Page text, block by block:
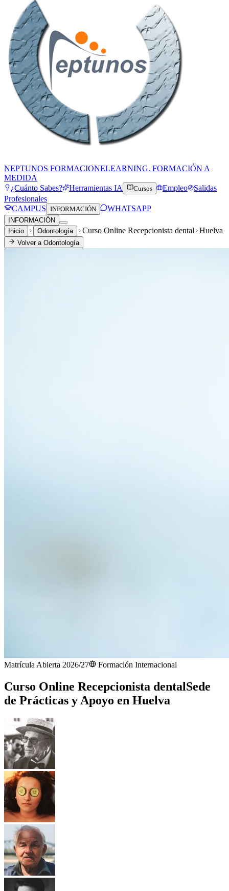
NEPTUNOS FORMACIONELEARNING. FORMACIÓN A
MEDIDA
¿Cuánto Sabes?
Herramientas IA Cursos Empleo
Salidas
Profesionales
CAMPUS INFORMACIÓN WHATSAPP
INFORMACIÓN
Inicio
Odontología Curso Online Recepcionista dental Huelva
Volver a Odontología
Matrícula Abierta 2026/27 Formación Internacional
Curso Online Recepcionista dentalSede
de Prácticas y Apoyo en Huelva